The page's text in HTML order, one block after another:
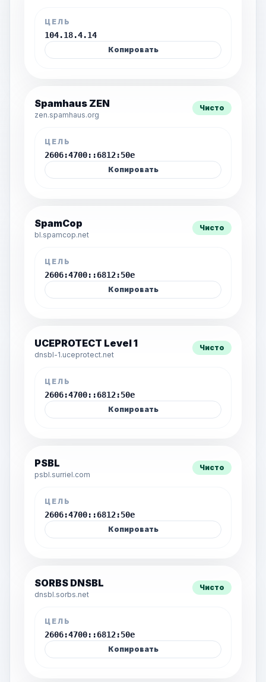
ЦЕЛЬ
104.18.4.14
Копировать
Spamhaus ZEN
zen.spamhaus.org
Чисто
ЦЕЛЬ
2606:4700::6812:50e
Копировать
SpamCop
bl.spamcop.net
Чисто
ЦЕЛЬ
2606:4700::6812:50e
Копировать
UCEPROTECT Level 1
dnsbl-1.uceprotect.net
Чисто
ЦЕЛЬ
2606:4700::6812:50e
Копировать
PSBL
psbl.surriel.com
Чисто
ЦЕЛЬ
2606:4700::6812:50e
Копировать
SORBS DNSBL
dnsbl.sorbs.net
Чисто
ЦЕЛЬ
2606:4700::6812:50e
Копировать